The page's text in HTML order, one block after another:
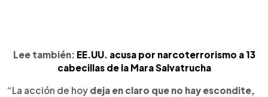
Lee también: EE.UU. acusa por narcoterrorismo a 13
cabecillas de la Mara Salvatrucha
“La acción de hoy deja en claro que no hay escondite,